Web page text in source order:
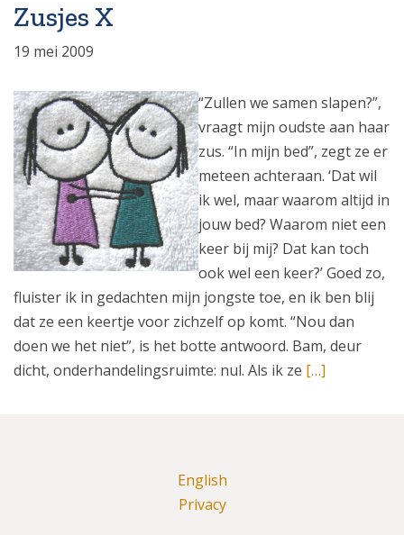
Zusjes X
19 mei 2009
“Zullen we samen slapen?”,
vraagt mijn oudste aan haar
zus. “In mijn bed”, zegt ze er
meteen achteraan. ‘Dat wil
ik wel, maar waarom altijd in
jouw bed? Waarom niet een
keer bij mij? Dat kan toch
ook wel een keer?’ Goed zo,
fluister ik in gedachten mijn jongste toe, en ik ben blij
dat ze een keertje voor zichzelf op komt. “Nou dan
doen we het niet”, is het botte antwoord. Bam, deur
dicht, onderhandelingsruimte: nul. Als ik ze […]
English
Privacy